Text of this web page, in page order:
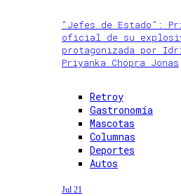
“Jefes de Estado”:
oficial de su
protagonizada por
Priyanka Chopra Jonas
Retroy
Gastronomía
Mascotas
Columnas
Deportes
Autos
Jul 21